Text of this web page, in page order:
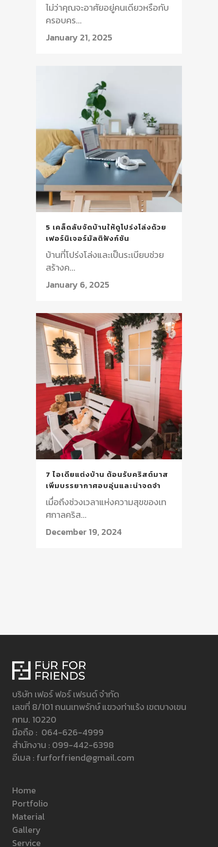
ไม่ว่าคุณจะอาศัยอยู่คนเดียวหรือกับ
ครอบคร...
January 21, 2025
5 เคล็ดลับจัดบ้านให้ดูโปร่งโล่งด้วย
เฟอร์นิเจอร์มัลติฟังก์ชัน
บ้านที่โปร่งโล่งและเป็นระเบียบช่วย
สร้างค...
January 6, 2025
7 ไอเดียแต่งบ้าน ต้อนรับคริสต์มาส
เพิ่มบรรยากาศอบอุ่นและน่าจดจำ
เมื่อถึงช่วงเวลาแห่งความสุขของเท
ศกาลคริส...
December 19, 2024
บริษัท เฟอร์ ฟอร์ เฟรนด์ จำกัด
เลขที่ 8/101 ถนนเทพรักษ์ แขวงท่าแร้ง เขตบางเขน
กทม. 10220
มือถือ : 064-626-4999
สำนักงาน : 099-442-6398
อีเมล : furforfriend@gmail.com
Home
Portfolio
Material
Gallery
Service